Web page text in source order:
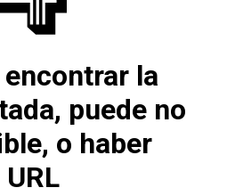
la
puede no
o haber